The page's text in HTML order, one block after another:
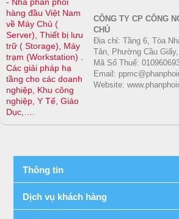
- Nhà phân phối
hàng đầu Việt Nam
về Máy Chủ (
Server), Thiết bị lưu
trữ ( Storage), Máy
trạm (Workstation) .
Các giải pháp hạ
tầng cho các doanh
nghiệp, Khu công
nghiệp, Y Tế, Giáo
Dục,….
CÔNG TY CP CÔNG
CHỦ
Địa chỉ: Tầng 6, Tòa
Tân, Phường Cầu
Mã Số Thuế:
Email:
Website:
Thông tin
Dịch vụ khách hàng